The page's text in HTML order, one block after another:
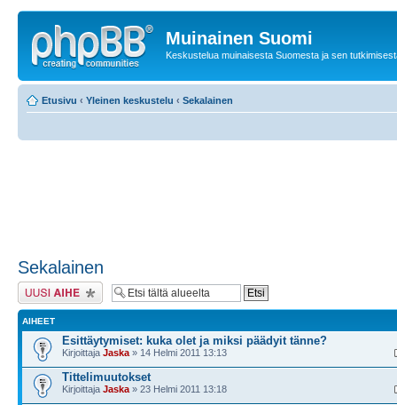
Muinainen Suomi
Keskustelua muinaisesta Suomesta ja sen
Etusivu ‹ Yleinen keskustelu ‹ Sekalainen
Sekalainen
Lähetä uusi viesti
AIHEET
Esittäytymiset: kuka olet ja miksi päädyit tänne?
Kirjoittaja Jaska » 14 Helmi 2011 13:13
Tittelimuutokset
Kirjoittaja Jaska » 23 Helmi 2011 13:18